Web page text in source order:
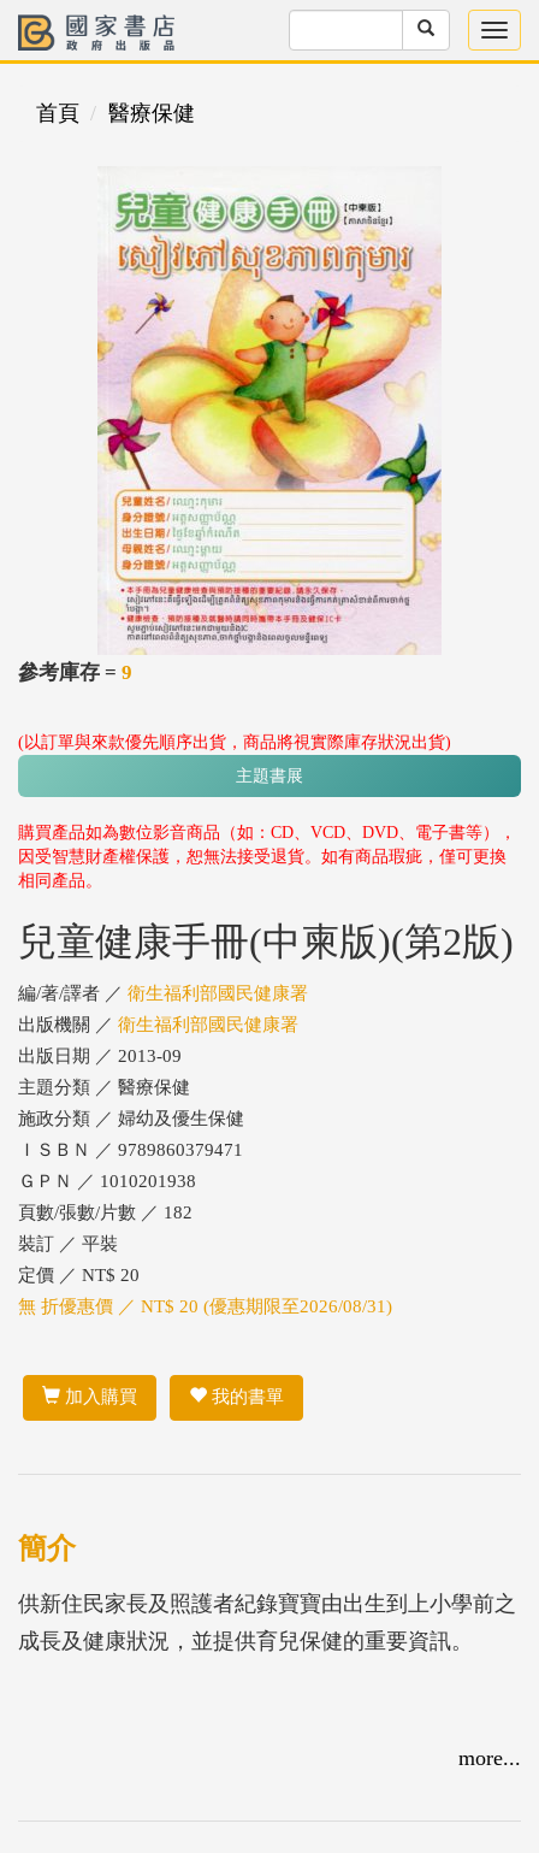
首頁 醫療保健
參考庫存 = 9
(以訂單與來款優先順序出貨，商品將視實際庫存狀況出貨)
主題書展
購買產品如為數位影音商品（如：CD、VCD、DVD、電子書等），
因受智慧財產權保護，恕無法接受退貨。如有商品瑕疵，僅可更換
相同產品。
兒童健康手冊(中柬版)(第2版)
編/著/譯者 ／ 衛生福利部國民健康署
出版機關 ／ 衛生福利部國民健康署
出版日期 ／ 2013-09
主題分類 ／ 醫療保健
施政分類 ／ 婦幼及優生保健
ＩＳＢＮ ／ 9789860379471
ＧＰＮ ／ 1010201938
頁數/張數/片數 ／ 182
裝訂 ／ 平裝
定價 ／ NT$ 20
無 折優惠價 ／ NT$ 20 (優惠期限至2026/08/31)
加入購買 我的書單
簡介
供新住民家長及照護者紀錄寶寶由出生到上小學前之
成長及健康狀況，並提供育兒保健的重要資訊。
more...